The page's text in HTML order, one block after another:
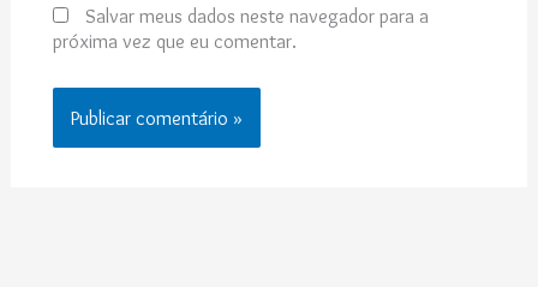
Salvar meus dados neste navegador para a
próxima vez que eu comentar.